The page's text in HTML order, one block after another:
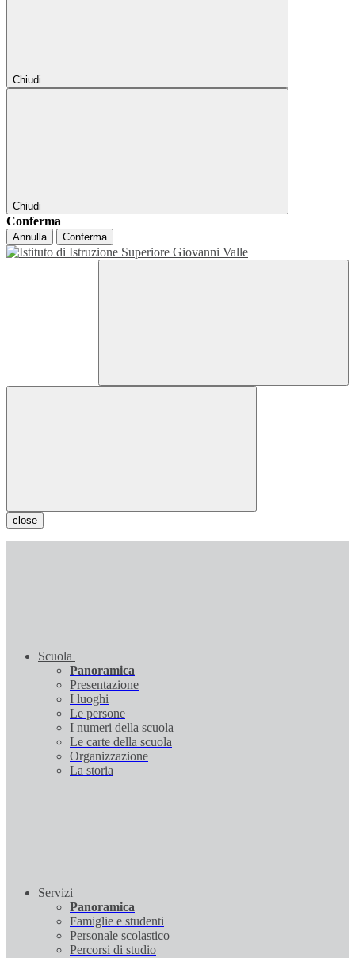
Chiudi
Chiudi
Conferma
Annulla Conferma
close
Scuola
Panoramica
Presentazione
I luoghi
Le persone
I numeri della scuola
Le carte della scuola
Organizzazione
La storia
Servizi
Panoramica
Famiglie e studenti
Personale scolastico
Percorsi di studio